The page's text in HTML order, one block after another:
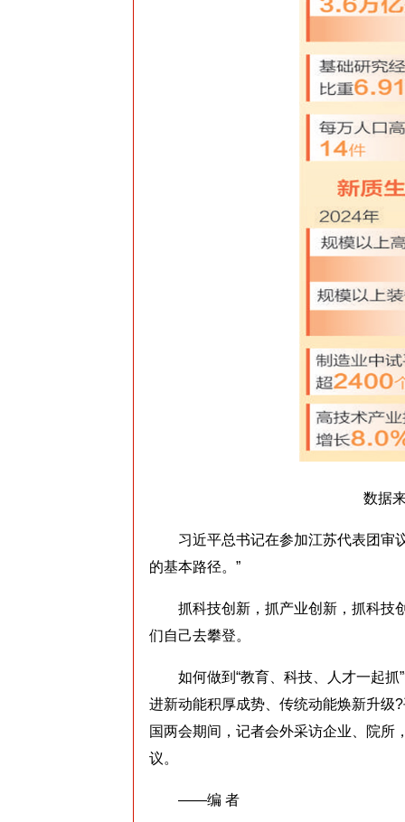
数据
习近平总书记在参加江苏代表团审议
的基本路径。”
抓科技创新，抓产业创新，抓科技
们自己去攀登。
如何做到“教育、科技、人才一起抓
进新动能积厚成势、传统动能焕新升级
国两会期间，记者会外采访企业、院所
议。
——编 者